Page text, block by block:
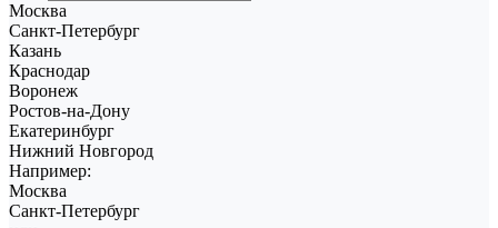
Москва
Санкт-Петербург
Казань
Краснодар
Воронеж
Ростов-на-Дону
Екатеринбург
Нижний Новгород
Например:
Москва
Санкт-Петербург